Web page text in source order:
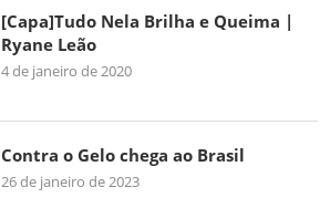
[Capa]Tudo Nela Brilha e Queima |
Ryane Leão
4 de janeiro de 2020
Contra o Gelo chega ao Brasil
26 de janeiro de 2023